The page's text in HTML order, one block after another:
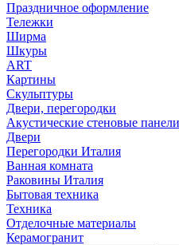
Праздничное оформление
Тележки
Ширма
Шкуры
ART
Картины
Скульптуры
Двери, перегородки
Акустические стеновые панели
Двери
Перегородки Италия
Ванная комната
Раковины Италия
Бытовая техника
Техника
Отделочные материалы
Керамогранит